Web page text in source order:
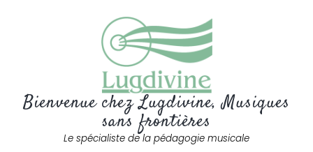
Bienvenue chez Lugdivine, Musiques
sans frontières
Le spécialiste de la pédagogie musicale